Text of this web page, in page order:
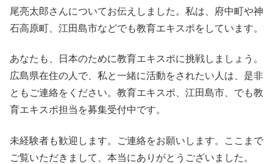
尾亮太郎さんについてお伝えしました。私は、府中町や神
石高原町、江田島市などでも教育エキスポをしています。
あなたも、日本のために教育エキスポに挑戦しましょう。
広島県在住の人で、私と一緒に活動をされたい人は、是非
ともご連絡をください。教育エキスポ、江田島市、でも教
育エキスポ担当を募集受付中です。
未経験者も歓迎します。ご連絡をお願いします。ここまで
ご覧いただきまして、本当にありがとうございました。